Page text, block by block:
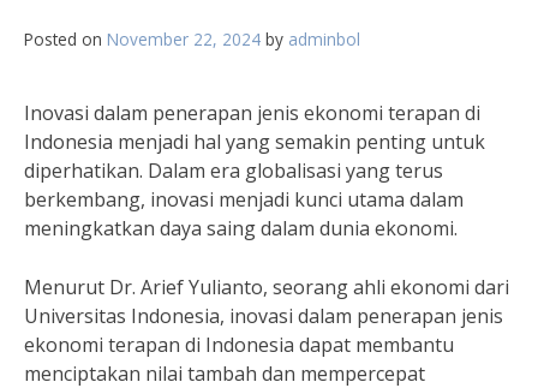
Posted on November 22, 2024 by adminbol
Inovasi dalam penerapan jenis ekonomi terapan di
Indonesia menjadi hal yang semakin penting untuk
diperhatikan. Dalam era globalisasi yang terus
berkembang, inovasi menjadi kunci utama dalam
meningkatkan daya saing dalam dunia ekonomi.
Menurut Dr. Arief Yulianto, seorang ahli ekonomi dari
Universitas Indonesia, inovasi dalam penerapan jenis
ekonomi terapan di Indonesia dapat membantu
menciptakan nilai tambah dan mempercepat